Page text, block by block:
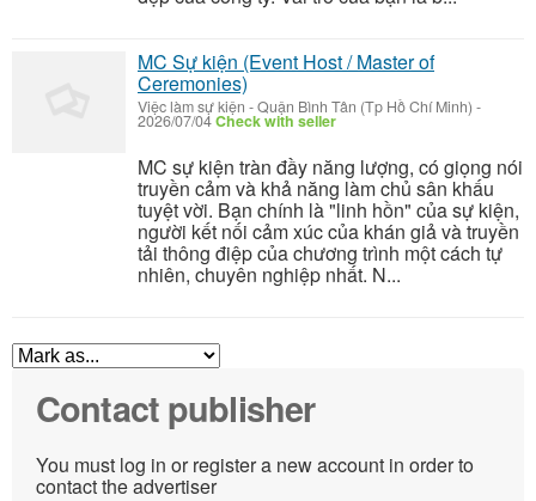
MC Sự kiện (Event Host / Master of
Ceremonies)
Việc làm sự kiện -Quận Bình Tân (Tp Hồ Chí Minh) -
2026/07/04Check with seller
MC sự kiện tràn đầy năng lượng, có giọng nói
truyền cảm và khả năng làm chủ sân khấu
tuyệt vời. Bạn chính là "linh hồn" của sự kiện,
người kết nối cảm xúc của khán giả và truyền
tải thông điệp của chương trình một cách tự
nhiên, chuyên nghiệp nhất. N...
Contact publisher
You must log in or register a new account in order to
contact the advertiser